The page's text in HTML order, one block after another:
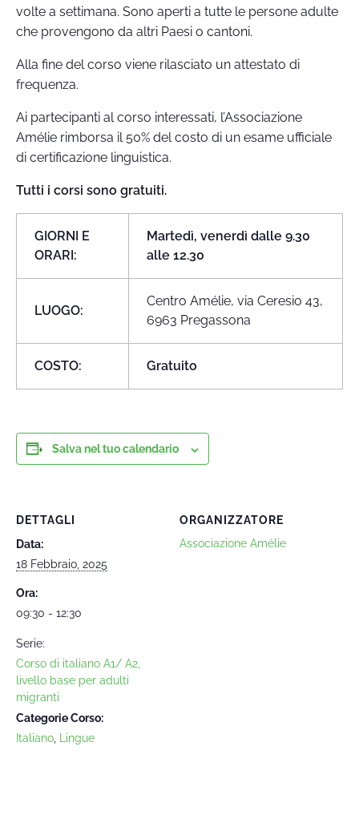
volte a settimana. Sono aperti a tutte le persone adulte
che provengono da altri Paesi o cantoni.
Alla fine del corso viene rilasciato un attestato di
frequenza.
Ai partecipanti al corso interessati, l’Associazione
Amélie rimborsa il 50% del costo di un esame ufficiale
di certificazione linguistica.
Tutti i corsi sono gratuiti.
GIORNI E
ORARI:
Martedì, venerdì dalle 9.30
alle 12.30
LUOGO:
Centro Amélie, via Ceresio 43,
6963 Pregassona
COSTO: Gratuito
Salva nel tuo calendario
DETTAGLI
Data:
18 Febbraio, 2025
Ora:
09:30 - 12:30
Serie:
Corso di italiano A1/ A2,
livello base per adulti
migranti
Categorie Corso:
Italiano
Lingue
ORGANIZZATORE
Associazione Amélie